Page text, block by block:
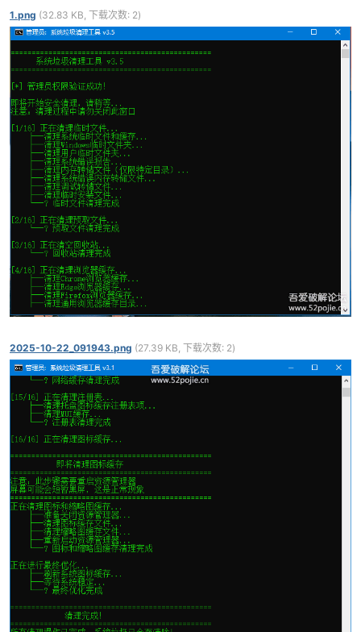
cn
1.png (32.83 KB, 下载次数: 2)
2025-10-22_091943.png (27.39 KB, 下载次数: 2)